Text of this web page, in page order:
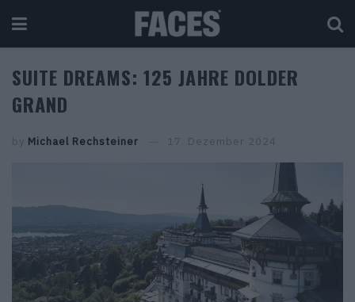
SUITE DREAMS: 125 JAHRE DOLDER
GRAND
by Michael Rechsteiner 17. Dezember 2024